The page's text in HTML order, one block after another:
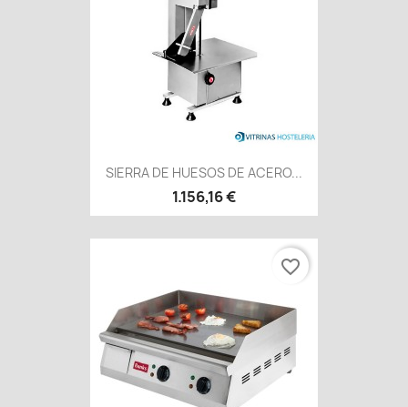
SIERRA DE HUESOS DE ACERO...
1.156,16 €
favorite_border